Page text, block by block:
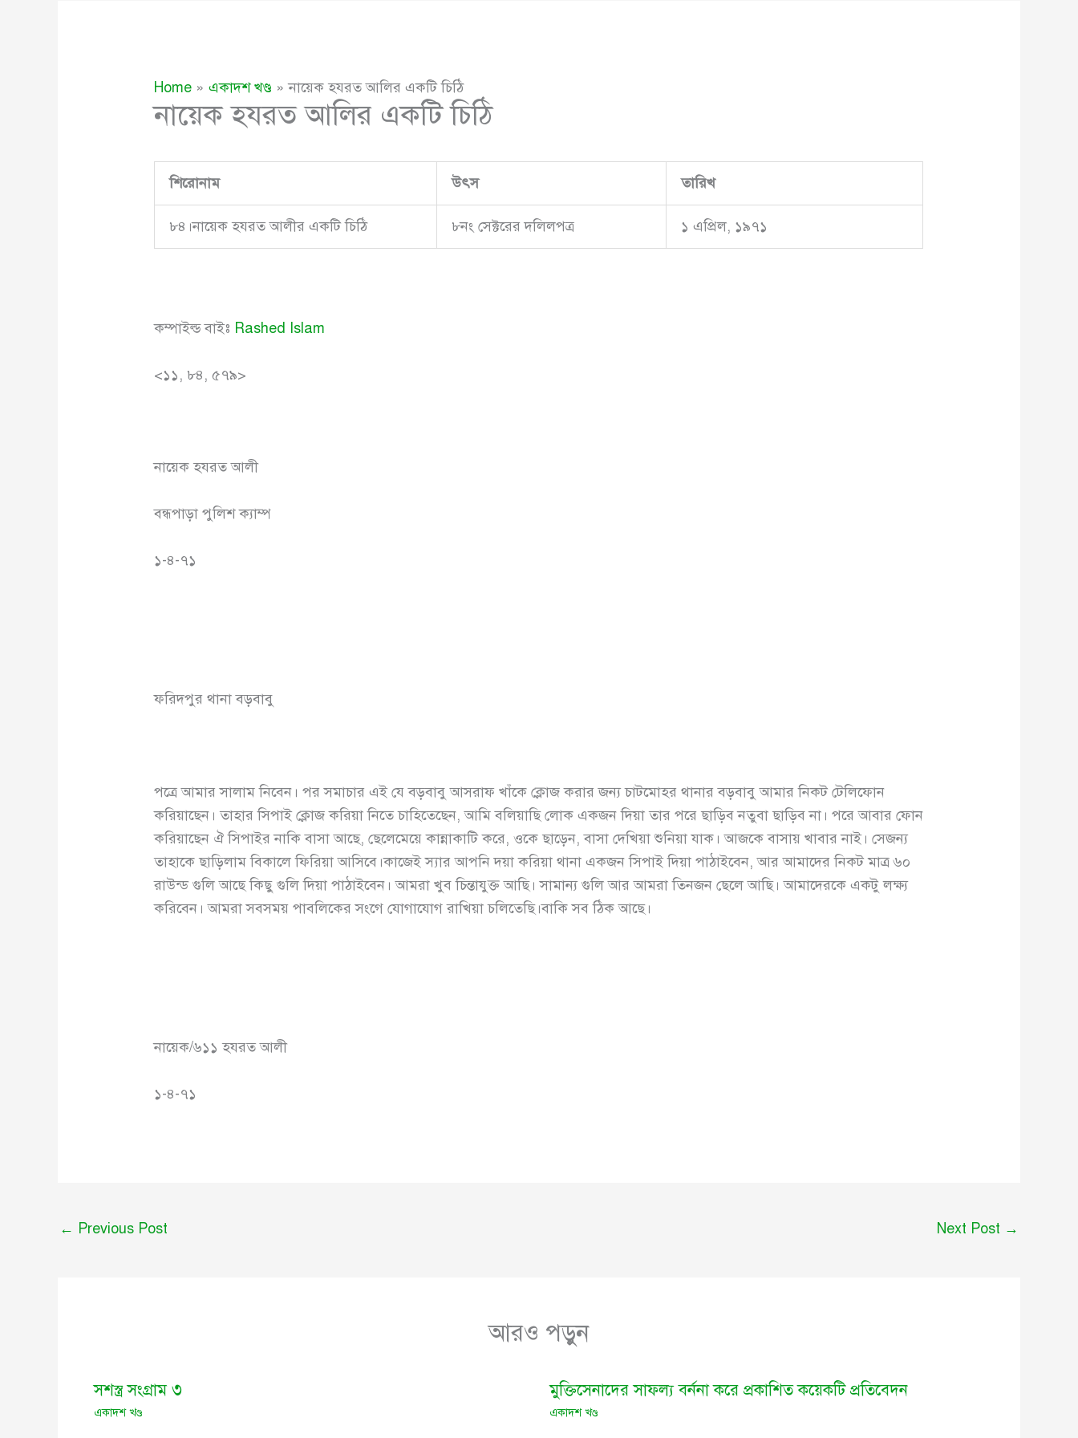
Home একাদশ খণ্ড নায়েক হযরত আলির একটি চিঠি
নায়েক হযরত আলির একটি চিঠি
শিরোনাম উৎস তারিখ
৮৪।নায়েক হযরত আলীর একটি চিঠি ৮নং সেক্টরের দলিলপত্র ১ এপ্রিল, ১৯৭১
কম্পাইল্ড বাইঃ Rashed Islam
<১১, ৮৪, ৫৭৯>
নায়েক হযরত আলী
বন্ধপাড়া পুলিশ ক্যাম্প
১-৪-৭১
ফরিদপুর থানা বড়বাবু
পত্রে আমার সালাম নিবেন। পর সমাচার এই যে বড়বাবু আসরাফ খাঁকে ক্লোজ করার জন্য চাটমোহর থানার বড়বাবু আমার নিকট টেলিফোন
করিয়াছেন। তাহার সিপাই ক্লোজ করিয়া নিতে চাহিতেছেন, আমি বলিয়াছি লোক একজন দিয়া তার পরে ছাড়িব নতুবা ছাড়িব না। পরে আবার ফোন
করিয়াছেন ঐ সিপাইর নাকি বাসা আছে, ছেলেমেয়ে কান্নাকাটি করে, ওকে ছাড়েন, বাসা দেখিয়া শুনিয়া যাক। আজকে বাসায় খাবার নাই। সেজন্য
তাহাকে ছাড়িলাম বিকালে ফিরিয়া আসিবে।কাজেই স্যার আপনি দয়া করিয়া থানা একজন সিপাই দিয়া পাঠাইবেন, আর আমাদের নিকট মাত্র ৬০
রাউন্ড গুলি আছে কিছু গুলি দিয়া পাঠাইবেন। আমরা খুব চিন্তাযুক্ত আছি। সামান্য গুলি আর আমরা তিনজন ছেলে আছি। আমাদেরকে একটু লক্ষ্য
করিবেন। আমরা সবসময় পাবলিকের সংগে যোগাযোগ রাখিয়া চলিতেছি।বাকি সব ঠিক আছে।
নায়েক/৬১১ হযরত আলী
১-৪-৭১
← Previous Post Next Post →
আরও পড়ুন
সশস্ত্র সংগ্রাম ৩
একাদশ খণ্ড
মুক্তিসেনাদের সাফল্য বর্ননা করে প্রকাশিত কয়েকটি প্রতিবেদন
একাদশ খণ্ড